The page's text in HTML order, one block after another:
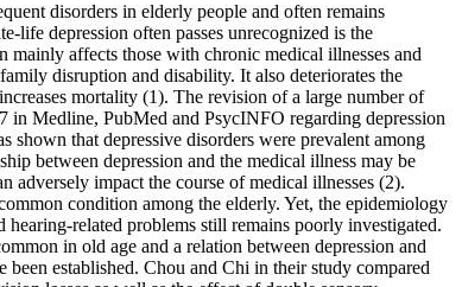
disorders in elderly people and often remains
life depression often passes unrecognized is the
mainly affects those with chronic medical illnesses and
disruption and disability. It also deteriorates the
mortality (1). The revision of a large number of
in Medline, PubMed and PsycINFO regarding depression
shown that depressive disorders were prevalent among
between depression and the medical illness may be
adversely impact the course of medical illnesses (2).
condition among the elderly. Yet, the epidemiology
related problems still remains poorly investigated.
in old age and a relation between depression and
established. Chou and Chi in their study compared